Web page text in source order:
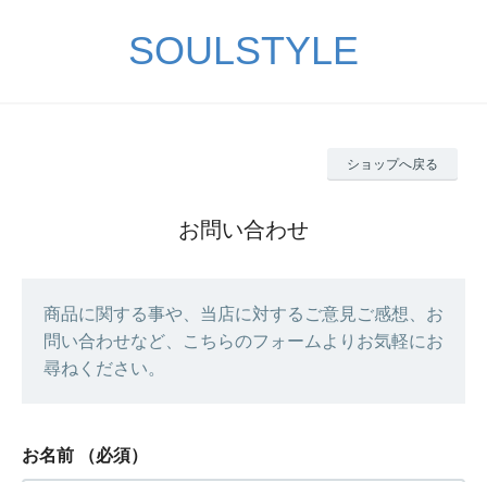
SOULSTYLE
ショップへ戻る
お問い合わせ
商品に関する事や、当店に対するご意見ご感想、お
問い合わせなど、こちらのフォームよりお気軽にお
尋ねください。
お名前 （必須）